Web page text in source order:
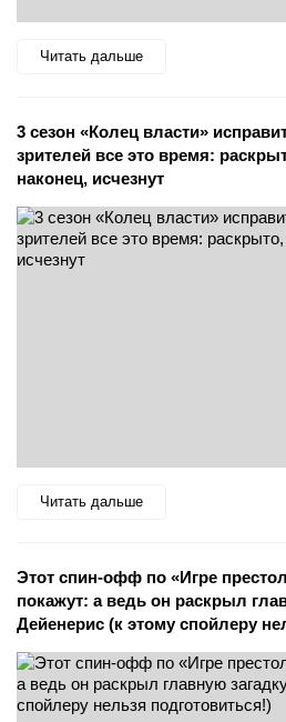
Читать дальше
3 сезон «Колец власти»
зрителей все это время:
наконец, исчезнут
Читать дальше
Этот спин-офф по «Игре
покажут: а ведь он раскрыл
Дейенерис (к этому спойлеру